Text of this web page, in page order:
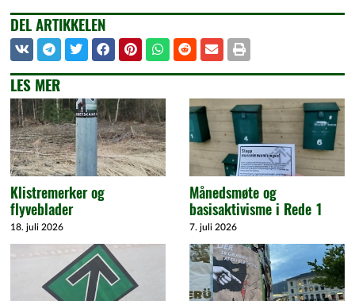
LES MER
Klistremerker og
flyveblader
18. juli 2026
Månedsmøte og
basisaktivisme i Rede 1
7. juli 2026
DEL ARTIKKELEN